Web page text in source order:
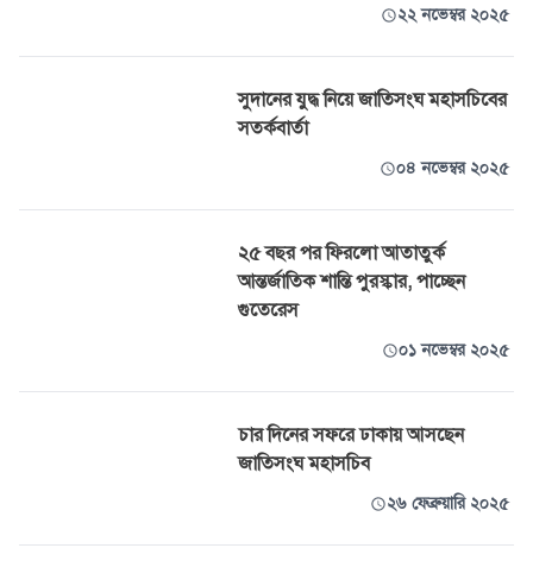
২২ নভেম্বর ২০২৫
সুদানের যুদ্ধ নিয়ে জাতিসংঘ মহাসচিবের
সতর্কবার্তা
০৪ নভেম্বর ২০২৫
২৫ বছর পর ফিরলো আতাতুর্ক
আন্তর্জাতিক শান্তি পুরস্কার, পাচ্ছেন
গুতেরেস
০১ নভেম্বর ২০২৫
চার দিনের সফরে ঢাকায় আসছেন
জাতিসংঘ মহাসচিব
২৬ ফেব্রুয়ারি ২০২৫